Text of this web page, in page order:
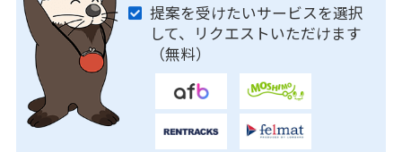
提案を受けたいサービスを選択
して、リクエストいただけます
（無料）